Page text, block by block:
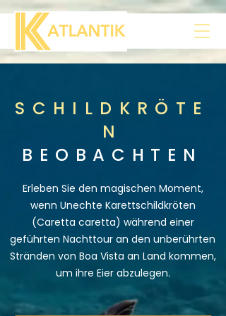
SCHILDKRÖTE
N
BEOBACHTEN
Erleben Sie den magischen Moment,
wenn Unechte Karettschildkröten
(Caretta caretta) während einer
geführten Nachttour an den unberührten
Stränden von Boa Vista an Land kommen,
um ihre Eier abzulegen.